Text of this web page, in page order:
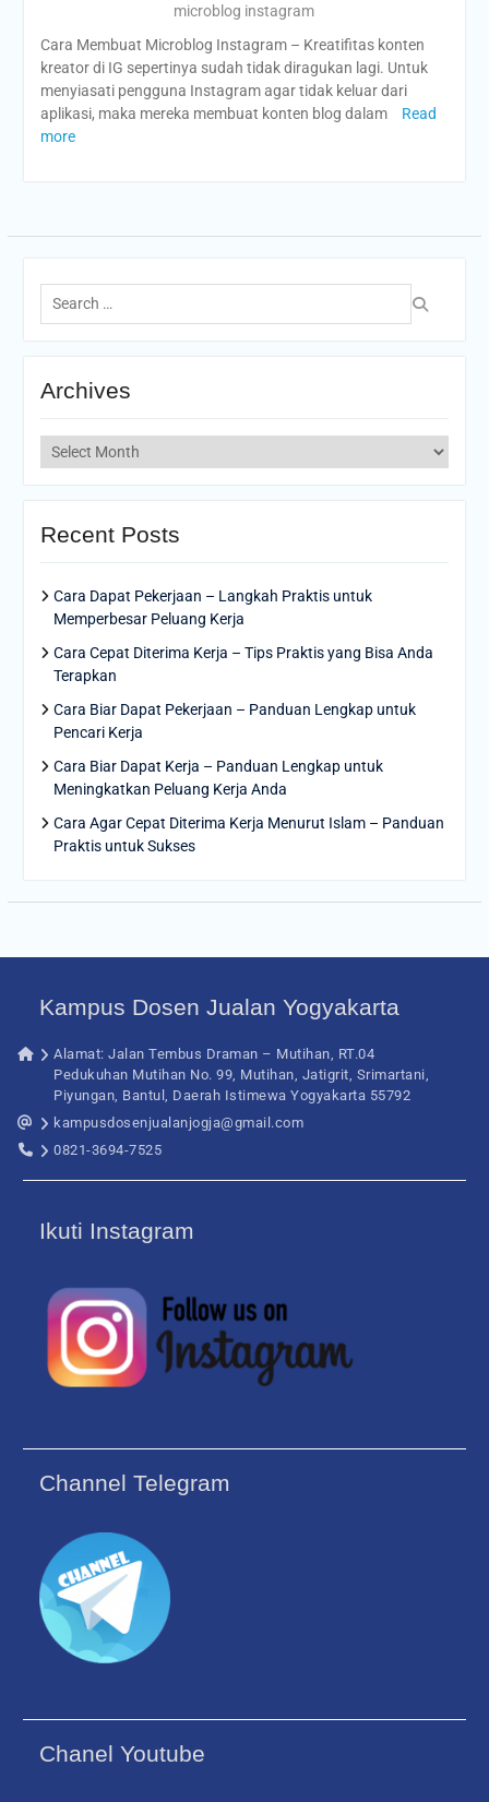
microblog instagram
Cara Membuat Microblog Instagram – Kreatifitas konten
kreator di IG sepertinya sudah tidak diragukan lagi. Untuk
menyiasati pengguna Instagram agar tidak keluar dari
aplikasi, maka mereka membuat konten blog dalam
Read
more
Search
for:
Archives
Archives
Recent Posts
Cara Dapat Pekerjaan – Langkah Praktis untuk
Memperbesar Peluang Kerja
Cara Cepat Diterima Kerja – Tips Praktis yang Bisa Anda
Terapkan
Cara Biar Dapat Pekerjaan – Panduan Lengkap untuk
Pencari Kerja
Cara Biar Dapat Kerja – Panduan Lengkap untuk
Meningkatkan Peluang Kerja Anda
Cara Agar Cepat Diterima Kerja Menurut Islam – Panduan
Praktis untuk Sukses
Kampus Dosen Jualan Yogyakarta
Alamat: Jalan Tembus Draman – Mutihan, RT.04
Pedukuhan Mutihan No. 99, Mutihan, Jatigrit, Srimartani,
Piyungan, Bantul, Daerah Istimewa Yogyakarta 55792
kampusdosenjualanjogja@gmail.com
0821-3694-7525
Ikuti Instagram
Channel Telegram
Chanel Youtube